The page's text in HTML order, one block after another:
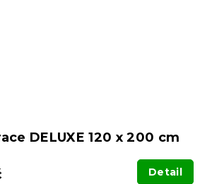
DELUXE 120 x 200 cm
Detail